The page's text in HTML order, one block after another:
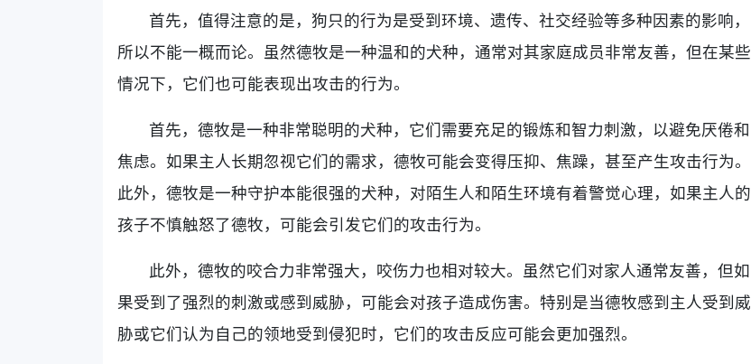
首先，值得注意的是，狗只的行为是受到环境、遗传、社交经验等多种因素的影响，
所以不能一概而论。虽然德牧是一种温和的犬种，通常对其家庭成员非常友善，但在某些
情况下，它们也可能表现出攻击的行为。
首先，德牧是一种非常聪明的犬种，它们需要充足的锻炼和智力刺激，以避免厌倦和
焦虑。如果主人长期忽视它们的需求，德牧可能会变得压抑、焦躁，甚至产生攻击行为。
此外，德牧是一种守护本能很强的犬种，对陌生人和陌生环境有着警觉心理，如果主人的
孩子不慎触怒了德牧，可能会引发它们的攻击行为。
此外，德牧的咬合力非常强大，咬伤力也相对较大。虽然它们对家人通常友善，但如
果受到了强烈的刺激或感到威胁，可能会对孩子造成伤害。特别是当德牧感到主人受到威
胁或它们认为自己的领地受到侵犯时，它们的攻击反应可能会更加强烈。